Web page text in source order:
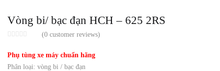
Vòng bi/ bạc đạn HCH – 625 2RS
(0 customer reviews)
Phụ tùng xe máy chuẩn hãng
Phân loại: vòng bi / bạc đạn